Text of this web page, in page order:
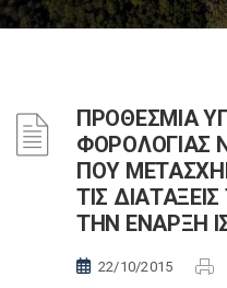
ΠΡΟΘΕΣΜΙΑ
ΦΟΡΟΛΟΓΙΑΣ
ΠΟΥ
ΤΙΣ
ΤΗΝ ΕΝΑΡΞΗ
22/10/2015